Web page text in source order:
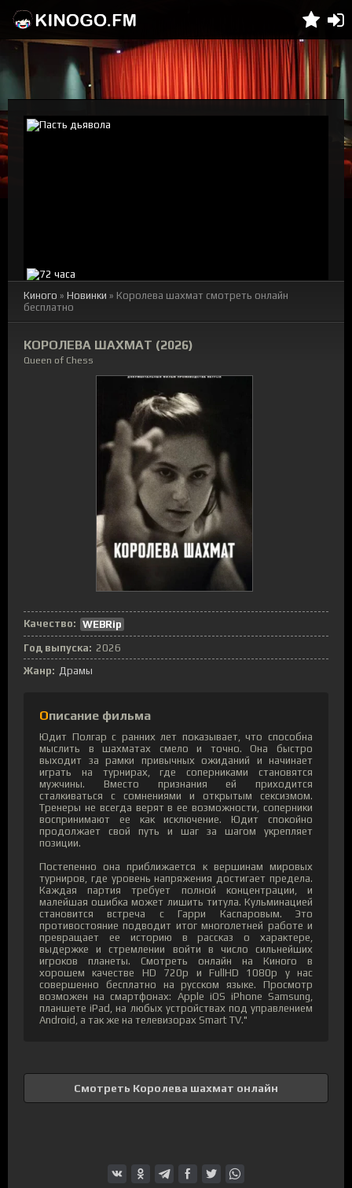
Киного » Новинки » Королева шахмат смотреть онлайн
бесплатно
КОРОЛЕВА ШАХМАТ (2026)
Queen of Chess
Качество: WEBRip
Год выпуска: 2026
Жанр: Драмы
Описание фильма
Юдит Полгар с ранних лет показывает, что способна
мыслить в шахматах смело и точно. Она быстро
выходит за рамки привычных ожиданий и начинает
играть на турнирах, где соперниками становятся
мужчины. Вместо признания ей приходится
сталкиваться с сомнениями и открытым сексизмом.
Тренеры не всегда верят в ее возможности, соперники
воспринимают ее как исключение. Юдит спокойно
продолжает свой путь и шаг за шагом укрепляет
позиции.
Постепенно она приближается к вершинам мировых
турниров, где уровень напряжения достигает предела.
Каждая партия требует полной концентрации, и
малейшая ошибка может лишить титула. Кульминацией
становится встреча с Гарри Каспаровым. Это
противостояние подводит итог многолетней работе и
превращает ее историю в рассказ о характере,
выдержке и стремлении войти в число сильнейших
игроков планеты. Смотреть онлайн на Киного в
хорошем качестве HD 720p и FullHD 1080p у нас
совершенно бесплатно на русском языке. Просмотр
возможен на смартфонах: Apple iOS iPhone Samsung,
планшете iPad, на любых устройствах под управлением
Android, а так же на телевизорах Smart TV."
Смотреть Королева шахмат онлайн